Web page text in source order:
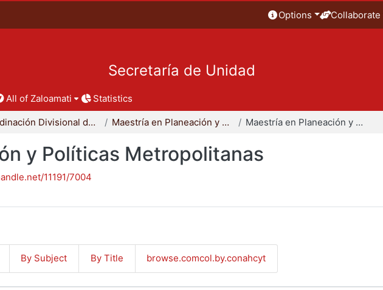
Options Collaborate
Secretaría de Unidad
All of Zaloamati Statistics
Coordinación Divisional de Posgrado Maestría en Planeación y Políticas Metropolitanas Maestría en Planeación y Políticas Metropolitanas
y Políticas Metropolitanas
11191/7004
By Subject By Title browse.comcol.by.conahcyt